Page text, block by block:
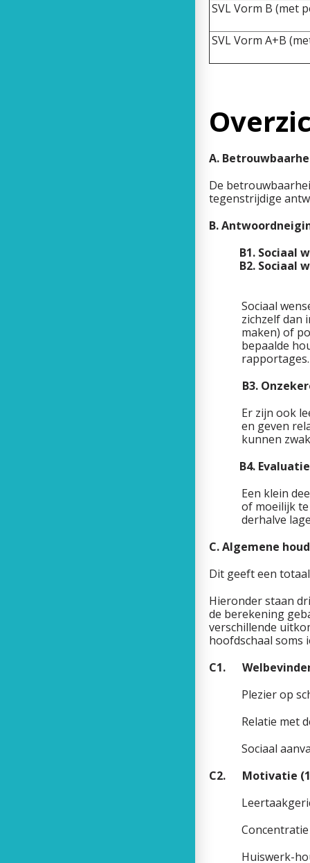
SVL Vorm B (met
SVL Vorm A+B
A.
De
tegenstrijdige
B.
B1. Sociaal
B2. Sociaal
Sociaal
zichzelf dan
maken) of
bepaalde
rapportages.
B3.
Er zijn ook
en geven
kunnen
B4.
Een klein
of moeilijk
derhalve
C.
Dit geeft een
Hieronder staan
de berekening
verschillende
hoofdschaal soms
C1.
Sociaal
C2.